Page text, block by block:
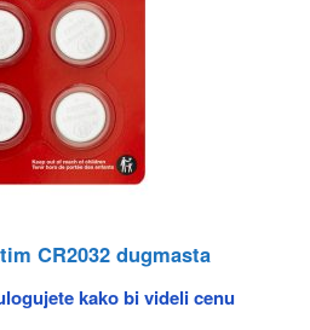
CR2032 dugmasta
kako bi videli cenu